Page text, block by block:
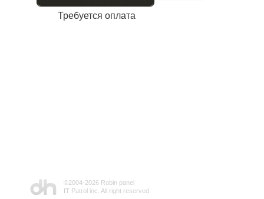
Требуется оплата
©2004-2026 Robin panel
IT Patrol inc. All right reserved.